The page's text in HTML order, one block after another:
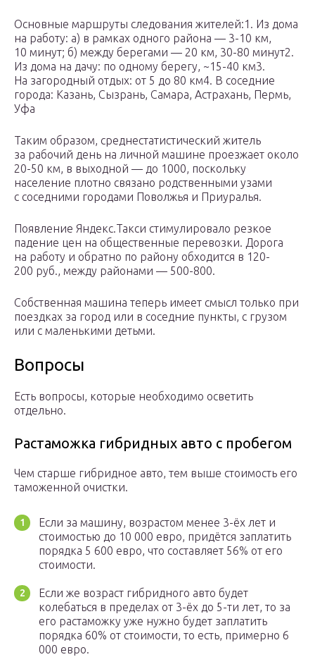
Основные маршруты следования жителей:1. Из дома
на работу: а) в рамках одного района — 3-10 км,
10 минут; б) между берегами — 20 км, 30-80 минут2.
Из дома на дачу: по одному берегу, ~15-40 км3.
На загородный отдых: от 5 до 80 км4. В соседние
города: Казань, Сызрань, Самара, Астрахань, Пермь,
Уфа
Таким образом, среднестатистический житель
за рабочий день на личной машине проезжает около
20-50 км, в выходной — до 1000, поскольку
население плотно связано родственными узами
с соседними городами Поволжья и Приуралья.
Появление Яндекс.Такси стимулировало резкое
падение цен на общественные перевозки. Дорога
на работу и обратно по району обходится в 120-
200 руб., между районами — 500-800.
Собственная машина теперь имеет смысл только при
поездках за город или в соседние пункты, с грузом
или с маленькими детьми.
Вопросы
Есть вопросы, которые необходимо осветить
отдельно.
Растаможка гибридных авто с пробегом
Чем старше гибридное авто, тем выше стоимость его
таможенной очистки.
Если за машину, возрастом менее 3-ёх лет и
стоимостью до 10 000 евро, придётся заплатить
порядка 5 600 евро, что составляет 56% от его
стоимости.
Если же возраст гибридного авто будет
колебаться в пределах от 3-ёх до 5-ти лет, то за
его растаможку уже нужно будет заплатить
порядка 60% от стоимости, то есть, примерно 6
000 евро.